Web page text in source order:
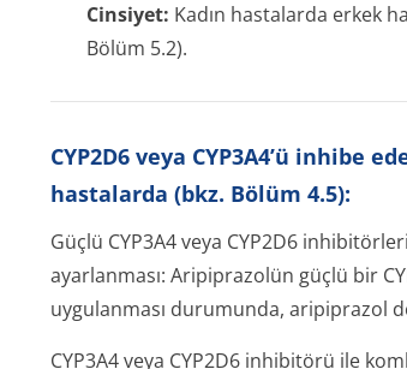
Cinsiyet: Kadın hastalarda erkek
Bölüm 5.2).
CYP2D6 veya CYP3A4’ü inhibe
hastalarda (bkz. Bölüm 4.5):
Güçlü CYP3A4 veya CYP2D6
ayarlanması: Aripiprazolün güçlü bir
uygulanması durumunda, aripiprazol
CYP3A4 veya CYP2D6 inhibitörü ile